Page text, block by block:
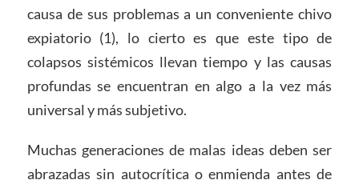
causa de sus problemas a un conveniente chivo
expiatorio (1), lo cierto es que este tipo de
colapsos sistémicos llevan tiempo y las causas
profundas se encuentran en algo a la vez más
universal y más subjetivo.
Muchas generaciones de malas ideas deben ser
abrazadas sin autocrítica o enmienda antes de